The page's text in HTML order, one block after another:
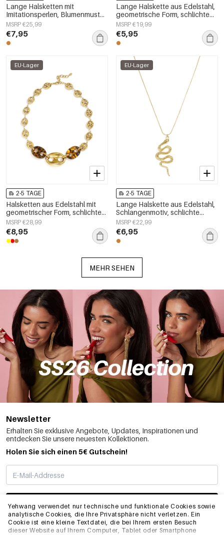
Yehwang verwendet nur technische und funktionale Cookies sowie
analytische Cookies, die Ihre Privatsphäre nicht verletzen. Ein
Cookie ist eine kleine Textdatei, die bei Ihrem ersten Besuch
dieser Website auf Ihrem Computer, Tablet oder Smartphone
Lange Halsketten mit
Imitationsperlen, Blumenmuster,
schlichte und elegante
Damenschmuckserie
MSRP €25,99
€7,95
Lange Halskette aus Edelstahl,
geometrische Form, schlichte
Alltags-Serie, Damenschmuck
MSRP €19,99
€5,95
EU-Lager
2-5 TAGE
Halsketten aus Edelstahl mit
geometrischer Form, schlichte
Alltags-Serie, Damenschmuck
MSRP €28,99
€8,95
EU-Lager
2-5 TAGE
Lange Halskette aus Edelstahl,
Schlangenmotiv, schlichte
Alltags-Serie, Damenschmuck
MSRP €22,99
€6,95
MEHR SEHEN
Newsletter
Erhalten Sie exklusive Angebote, Updates, Inspirationen und
entdecken Sie unsere neuesten Kollektionen.
Holen Sie sich einen 5€ Gutschein!
ABONNIEREN